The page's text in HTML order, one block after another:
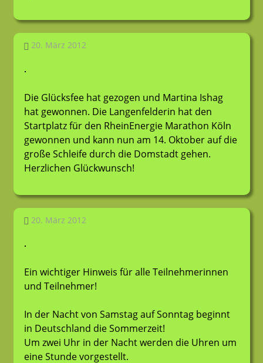
20. März 2012
Die Glücksfee hat gezogen und Martina Ishag
hat gewonnen. Die Langenfelderin hat den
Startplatz für den RheinEnergie Marathon Köln
gewonnen und kann nun am 14. Oktober auf die
große Schleife durch die Domstadt gehen.
Herzlichen Glückwunsch!
20. März 2012
Ein wichtiger Hinweis für alle Teilnehmerinnen
und Teilnehmer!
In der Nacht von Samstag auf Sonntag beginnt
in Deutschland die Sommerzeit!
Um zwei Uhr in der Nacht werden die Uhren um
eine Stunde vorgestellt.